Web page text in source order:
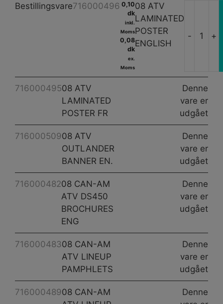
716000496
08 ATV
LAMINATED
POSTER
ENGLISH
0,10
dk
inkl.
Moms
0,08
dk
ex.
Moms
Bestillingsvare
- +
Denne
vare er
udgået
71600049508 ATV
LAMINATED
POSTER FR
Denne
vare er
udgået
71600050908 ATV
OUTLANDER
BANNER EN.
Denne
vare er
udgået
71600048208 CAN-AM
ATV DS450
BROCHURES
ENG
Denne
vare er
udgået
71600048308 CAN-AM
ATV LINEUP
PAMPHLETS
Denne
71600048908 CAN-AM